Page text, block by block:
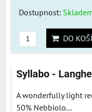
Dostupnost:
DO
Syllabo -
A wonderfully light
50% Nebbiolo...